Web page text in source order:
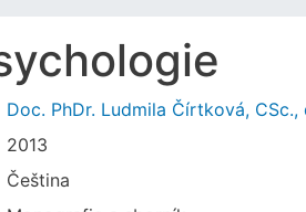
Doc. PhDr. Ludmila Čírtková, CSc.,
2013
Čeština